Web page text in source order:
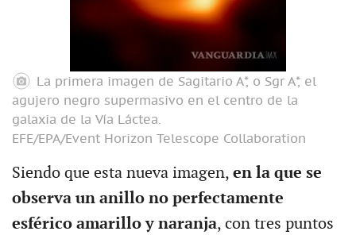
La primera imagen de Sagitario A*, o Sgr A*, el
agujero negro supermasivo en el centro de la
galaxia de la Vía Láctea.
EFE/EPA/Event Horizon Telescope Collaboration
Siendo que esta nueva imagen, en la que se
observa un anillo no perfectamente
esférico amarillo y naranja, con tres puntos